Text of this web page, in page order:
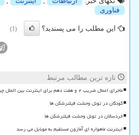
فناوری
این مطلب را می پسندید؟ (1)
تازه ترین مطالب مرتبط
ماجرای اعمال ضریب ۲ و هفت دهم برای اینترنت بین الملل چیست؟
کودکان در تونل وحشت فیلترشکن ها
خردسالان در تونل وحشت فیلترشکن ها
اینترنت ماهواره ای آمازون مستقیم به موبایل می رسد